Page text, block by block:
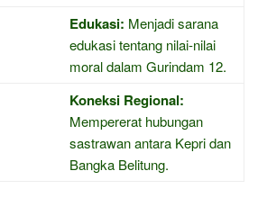
Edukasi: Menjadi sarana
edukasi tentang nilai-nilai
moral dalam Gurindam 12.
Koneksi Regional:
Mempererat hubungan
sastrawan antara Kepri dan
Bangka Belitung.